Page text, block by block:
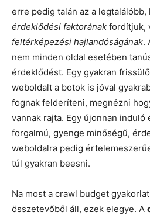
erre pedig talán az a legtalálóbb,
érdeklődési faktorának fordítjuk,
feltérképezési hajlandóságának.
nem minden oldal esetében
érdeklődést. Egy gyakran
weboldalt a botok is jóval
fognak felderíteni, megnézni
vannak rajta. Egy újonnan induló
forgalmú, gyenge minőségű,
weboldalra pedig
túl gyakran beesni.
Na most a crawl budget
összetevőből áll, ezek elegye. A